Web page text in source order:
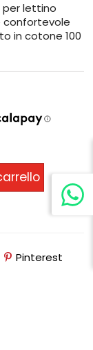
lettino
confortevole
in cotone 100
Pinterest